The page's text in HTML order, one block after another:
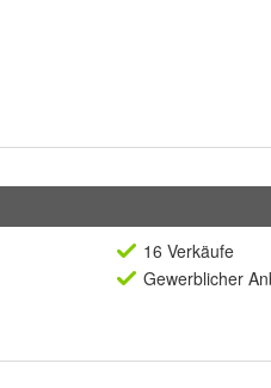
16 Verkäufe
Gewerblicher